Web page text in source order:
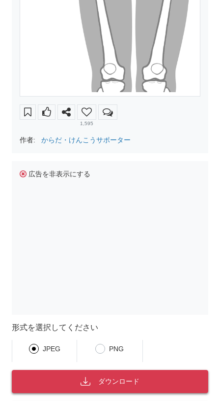
1,595
作者: からだ・けんこうサポーター
広告を非表示にする
形式を選択してください
JPEG PNG
ダウンロード